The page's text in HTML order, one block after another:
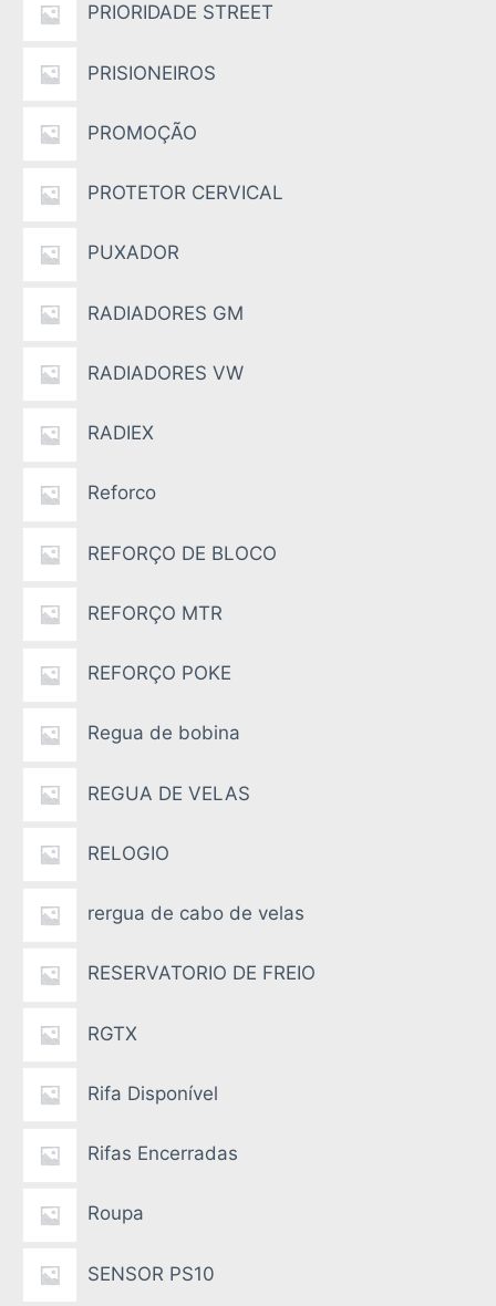
PRIORIDADE STREET
PRISIONEIROS
PROMOÇÃO
PROTETOR CERVICAL
PUXADOR
RADIADORES GM
RADIADORES VW
RADIEX
Reforco
REFORÇO DE BLOCO
REFORÇO MTR
REFORÇO POKE
Regua de bobina
REGUA DE VELAS
RELOGIO
rergua de cabo de velas
RESERVATORIO DE FREIO
RGTX
Rifa Disponível
Rifas Encerradas
Roupa
SENSOR PS10